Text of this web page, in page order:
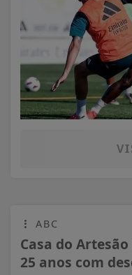
ABC
Casa do
25 anos com